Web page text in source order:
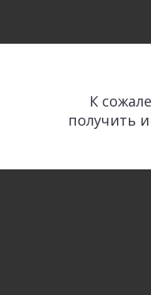
К
получить